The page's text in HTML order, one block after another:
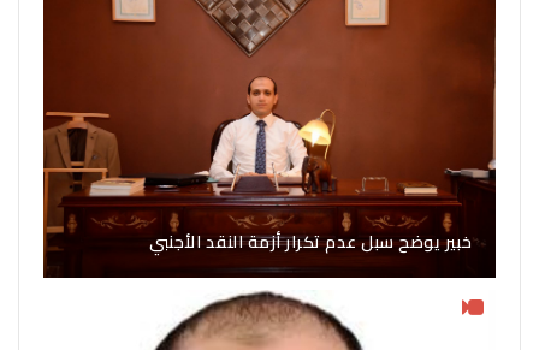
خبير يوضح سبل عدم تكرار أزمة النقد الأجنبي